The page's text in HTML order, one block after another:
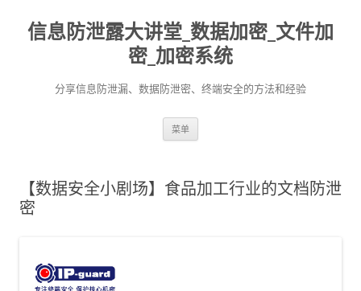
信息防泄露大讲堂_数据加密_文件加
密_加密系统
分享信息防泄漏、数据防泄密、终端安全的方法和经验
菜单
【数据安全小剧场】食品加工行业的文档防泄
密